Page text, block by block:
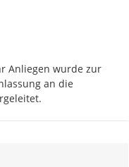
Anliegen wurde zur
an die